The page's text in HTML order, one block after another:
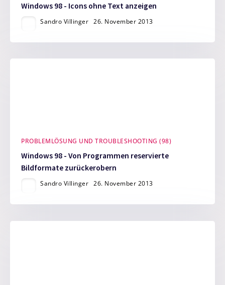
Windows 98 - Icons ohne Text anzeigen
Sandro Villinger 26. November 2013
PROBLEMLÖSUNG UND TROUBLESHOOTING (98)
Windows 98 - Von Programmen reservierte
Bildformate zurückerobern
Sandro Villinger 26. November 2013